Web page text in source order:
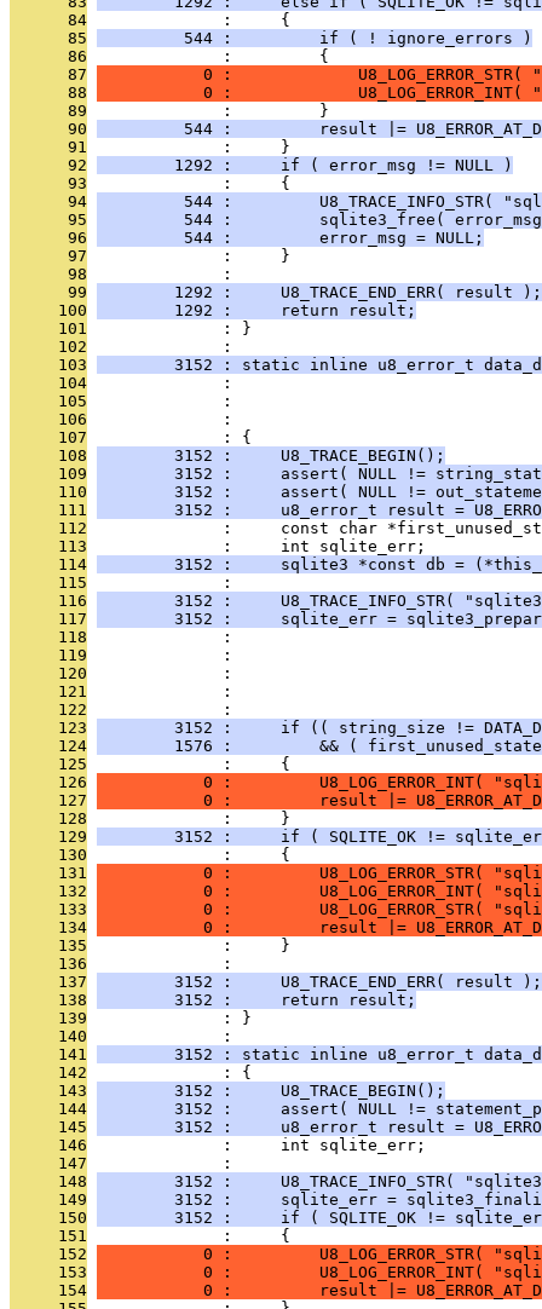
      84
              :     {
      85
         544 :         if ( ! ignore_errors )
      86
              :         {
      87
0 :             U8_LOG_ERROR_STR(
      88
0 :             U8_LOG_ERROR_INT(
      89
              :         }
      90
544 :         result |=
      91
              :     }
      92
        1292 :     if ( error_msg != NULL )
      93
              :     {
      94
544 :         U8_TRACE_INFO_STR(
      95
544 :         sqlite3_free(
      96
         544 :         error_msg = NULL;
      97
              :     }
      98
              :
      99
        1292 :     U8_TRACE_END_ERR( result );
     100
        1292 :     return result;
     101
              : }
     102
              :
     103
3152 : static inline u8_error_t
     104
:
     105
:
     106
:
     107
              : {
     108
        3152 :     U8_TRACE_BEGIN();
     109
3152 :     assert( NULL !=
     110
3152 :     assert( NULL !=
     111
3152 :     u8_error_t result =
     112
:     const char
     113
              :     int sqlite_err;
     114
3152 :     sqlite3 *const db =
     115
              :
     116
3152 :     U8_TRACE_INFO_STR(
     117
3152 :     sqlite_err =
     118
:
     119
:
     120
:
     121
:
     122
:
     123
3152 :     if (( string_size !=
     124
1576 :         && (
     125
              :     {
     126
0 :         U8_LOG_ERROR_INT(
     127
0 :         result |=
     128
              :     }
     129
3152 :     if ( SQLITE_OK !=
     130
              :     {
     131
0 :         U8_LOG_ERROR_STR(
     132
0 :         U8_LOG_ERROR_INT(
     133
0 :         U8_LOG_ERROR_STR(
     134
0 :         result |=
     135
              :     }
     136
              :
     137
        3152 :     U8_TRACE_END_ERR( result );
     138
        3152 :     return result;
     139
              : }
     140
              :
     141
3152 : static inline u8_error_t
     142
              : {
     143
        3152 :     U8_TRACE_BEGIN();
     144
3152 :     assert( NULL !=
     145
3152 :     u8_error_t result =
     146
              :     int sqlite_err;
     147
              :
     148
3152 :     U8_TRACE_INFO_STR(
     149
3152 :     sqlite_err =
     150
3152 :     if ( SQLITE_OK !=
     151
              :     {
     152
0 :         U8_LOG_ERROR_STR(
     153
0 :         U8_LOG_ERROR_INT(
     154
0 :         result |=